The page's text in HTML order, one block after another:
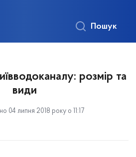
Пошук
розмір та
види
04 липня 2018 року о 11:17